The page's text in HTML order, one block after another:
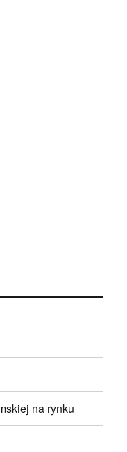
na rynku